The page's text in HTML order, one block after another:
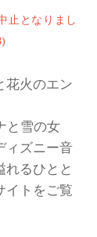
止となりまし
花火のエン
と雪の女
ィズニー音
れるひとと
イトをご覧